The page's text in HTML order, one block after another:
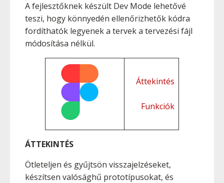
A fejlesztőknek készült Dev Mode lehetővé
teszi, hogy könnyedén ellenőrizhetők kódra
fordíthatók legyenek a tervek a tervezési fájl
módosítása nélkül.
Áttekintés
Funkciók
ÁTTEKINTÉS
Ötleteljen és gyűjtsön visszajelzéseket,
készítsen valósághű prototípusokat, és